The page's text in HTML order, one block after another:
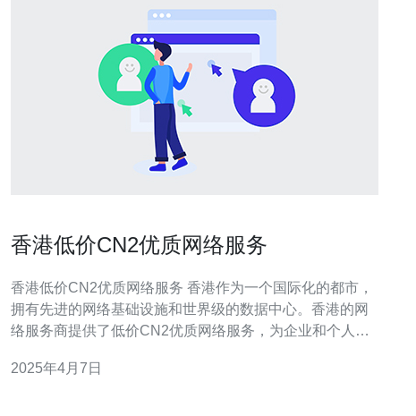
香港低价CN2优质网络服务
香港低价CN2优质网络服务 香港作为一个国际化的都市，
拥有先进的网络基础设施和世界级的数据中心。香港的网
络服务商提供了低价CN2优质网络服务，为企业和个人用
优质网络服务的特点和优势。 香港低价CN2优质网络服务
2025年4月7日